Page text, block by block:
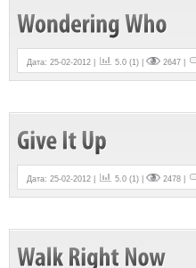
Дата: 25-02-2012 | 5.0 (1) | 2647 |
Дата: 25-02-2012 | 5.0 (1) | 2478 |